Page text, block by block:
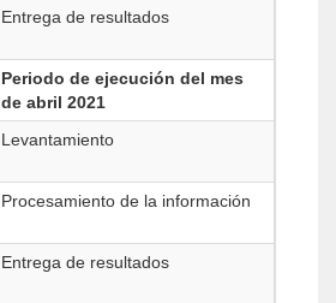
Entrega de resultados
Periodo de ejecución del mes
de abril 2021
Levantamiento
Procesamiento de la información
Entrega de resultados